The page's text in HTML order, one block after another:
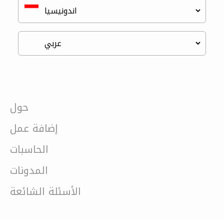
حول
إضافة عمل
الحاسبات
المدونات
الأسئلة الشائعة